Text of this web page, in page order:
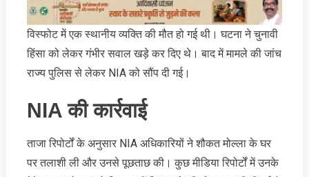
विस्फोट में एक स्थानीय व्यक्ति की मौत हो गई थी। घटना ने चुनावी
हिंसा को लेकर गंभीर सवाल खड़े कर दिए थे। बाद में मामले की जांच
राज्य पुलिस से लेकर NIA को सौंप दी गई।
NIA की कार्रवाई
ताजा रिपोर्टों के अनुसार NIA अधिकारियों ने शौकत मोल्ला के घर
पर तलाशी ली और उनसे पूछताछ की। कुछ मीडिया रिपोर्टों में उनके